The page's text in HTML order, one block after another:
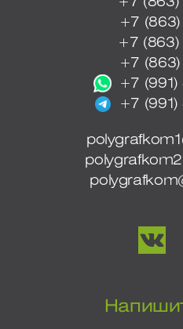
+7
+7
+7
+7
+7
+7